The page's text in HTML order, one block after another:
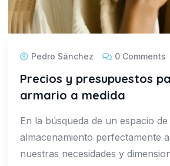
Pedro Sánchez 0 Comments
Precios y presupuestos
armario a medida
En la búsqueda de un espacio de
almacenamiento perfectamente
nuestras necesidades y